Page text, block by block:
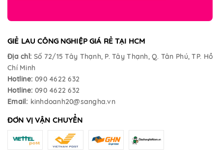
GIẺ LAU CÔNG NGHIỆP GIÁ RẺ TẠI HCM
Địa chỉ: Số 72/15 Tây Thạnh, P. Tây Thạnh, Q. Tân Phú, TP. Hồ
Chí Minh
Hotline: 090 4622 632
Hotline: 090 4622 632
Email: kinhdoanh20@sangha.vn
ĐƠN VỊ VẬN CHUYỂN